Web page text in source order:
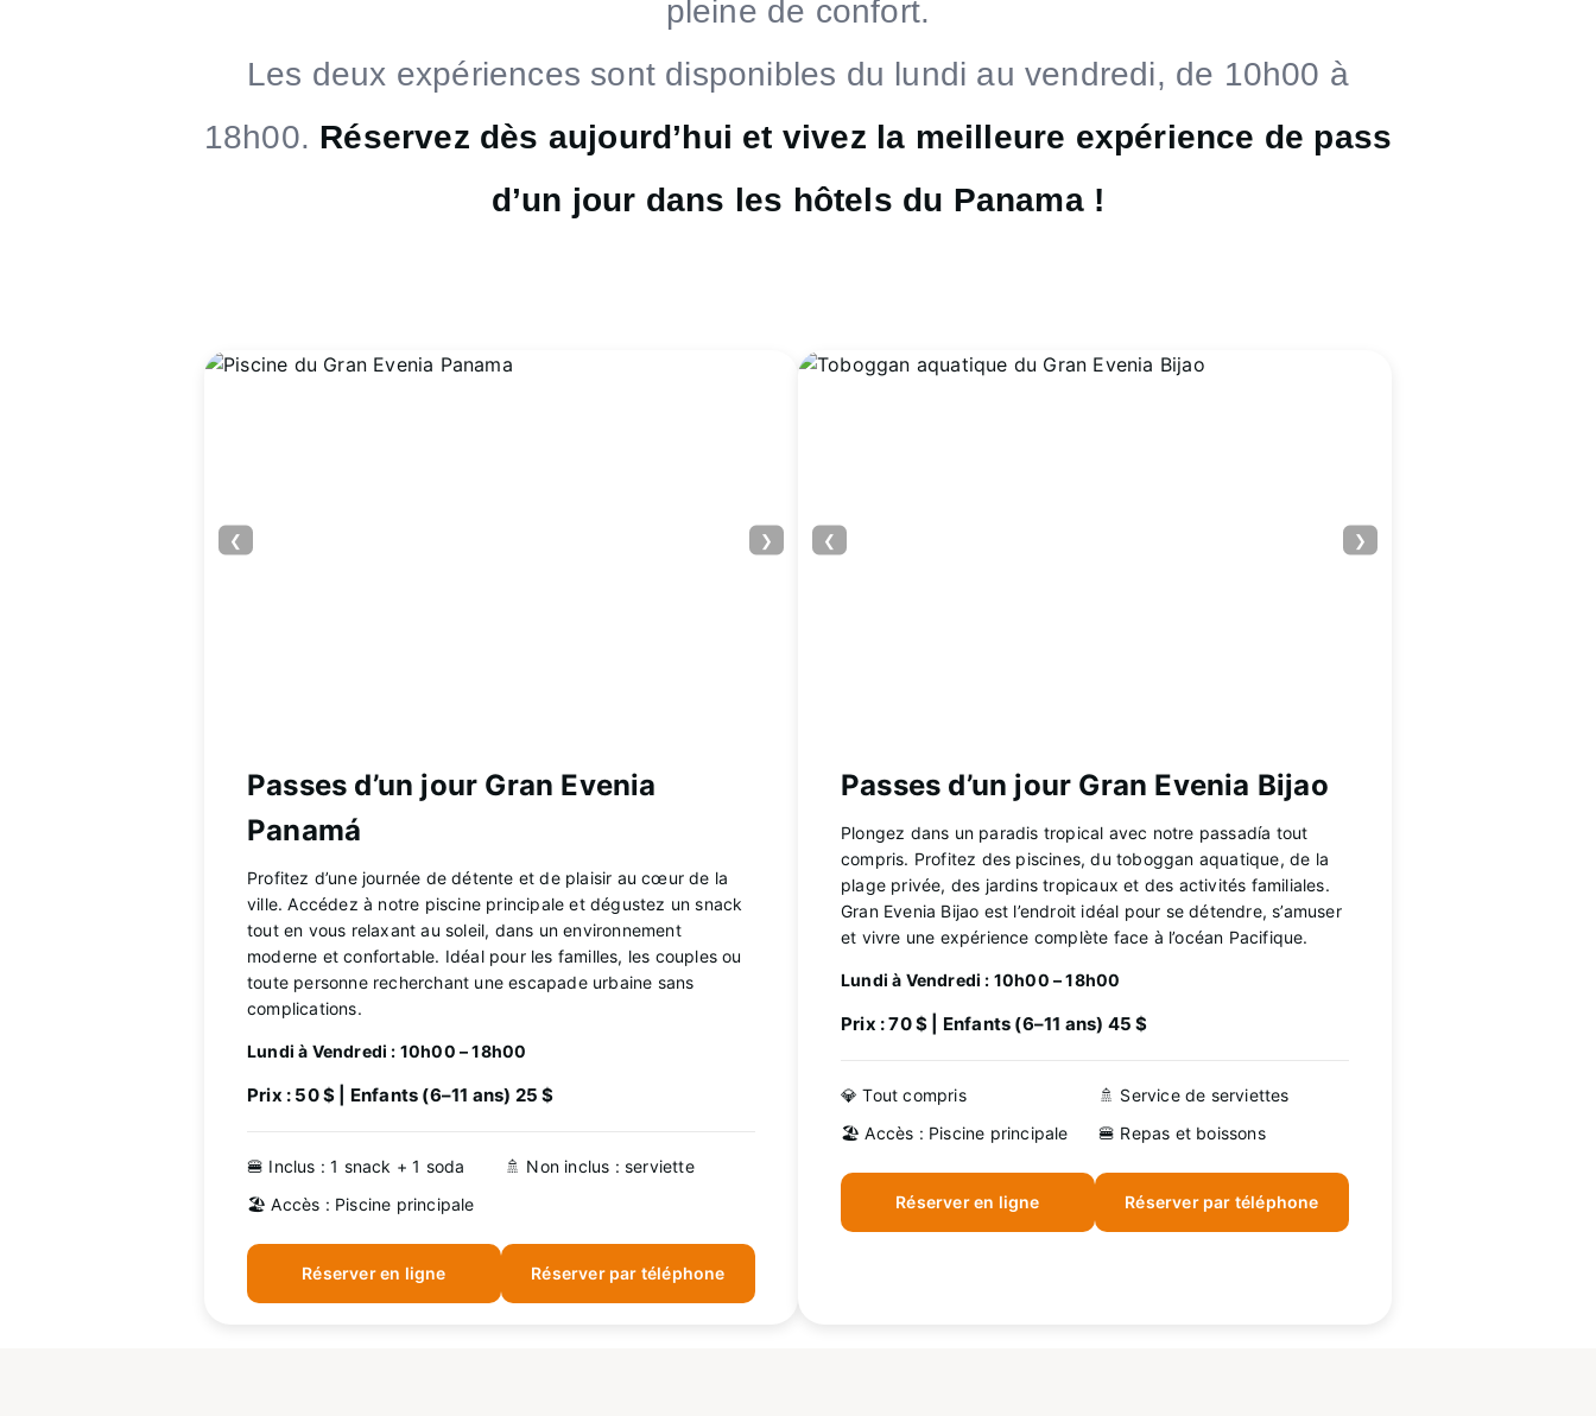
pleine de confort.
Les deux expériences sont disponibles du lundi au vendredi, de 10h00 à
18h00. Réservez dès aujourd’hui et vivez la meilleure expérience de pass
d’un jour dans les hôtels du Panama !
❮ ❯
Passes d’un jour Gran Evenia
Panamá
Profitez d’une journée de détente et de plaisir au cœur de la
ville. Accédez à notre piscine principale et dégustez un snack
tout en vous relaxant au soleil, dans un environnement
moderne et confortable. Idéal pour les familles, les couples ou
toute personne recherchant une escapade urbaine sans
complications.
Lundi à Vendredi : 10h00 – 18h00
Prix : 50 $ | Enfants (6–11 ans) 25 $
🍔 Inclus : 1 snack + 1 soda
🚿 Non inclus : serviette
🏖️ Accès : Piscine principale
Réserver en ligne Réserver par téléphone
❮ ❯
Passes d’un jour Gran Evenia Bijao
Plongez dans un paradis tropical avec notre passadía tout
compris. Profitez des piscines, du toboggan aquatique, de la
plage privée, des jardins tropicaux et des activités familiales.
Gran Evenia Bijao est l’endroit idéal pour se détendre, s’amuser
et vivre une expérience complète face à l’océan Pacifique.
Lundi à Vendredi : 10h00 – 18h00
Prix : 70 $ | Enfants (6–11 ans) 45 $
💎 Tout compris
🚿 Service de serviettes
🏖️ Accès : Piscine principale
🍔 Repas et boissons
Réserver en ligne Réserver par téléphone